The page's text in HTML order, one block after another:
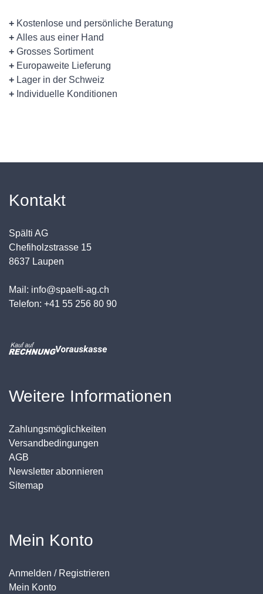
+ Kostenlose und persönliche Beratung
+ Alles aus einer Hand
+ Grosses Sortiment
+ Europaweite Lieferung
+ Lager in der Schweiz
+ Individuelle Konditionen
Kontakt
Spälti AG
Chefiholzstrasse 15
8637 Laupen
Mail: info@spaelti-ag.ch
Telefon: +41 55 256 80 90
Weitere Informationen
Zahlungsmöglichkeiten
Versandbedingungen
AGB
Newsletter abonnieren
Sitemap
Mein Konto
Anmelden / Registrieren
Mein Konto